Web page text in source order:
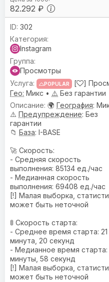
82.292 ₽
302
Instagram
Просмотры
POPULAR [ ]
Гео: Микс • ⚠️ Без гарантии
🌍 География:
⚠️ Предупреждениe: Без
гарантии
📁 База: I-BASE
🚀 Скорость:
- Средняя скорость
выполнения: 85134 ед./час
- Медианная скорость
выполнения: 69408 ед./час
[!] Малая выборка,
может быть неточной
🚦 Скорость старта:
- Среднее время старта: 21
минута, 20 секунд
- Медианное время старта:
минуты, 58 секунд
[!] Малая выборка,
может быть неточной